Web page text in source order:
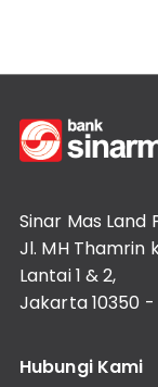
Sinar Mas Land
Jl. MH Thamrin
Lantai 1 & 2,
Jakarta 10350
Hubungi Kami